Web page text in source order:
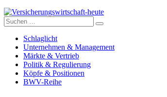
Versicherungswirtschaft-heute
Suche
nach:
Schlaglicht
Unternehmen & Management
Märkte & Vertrieb
Politik & Regulierung
Köpfe & Positionen
BWV-Reihe